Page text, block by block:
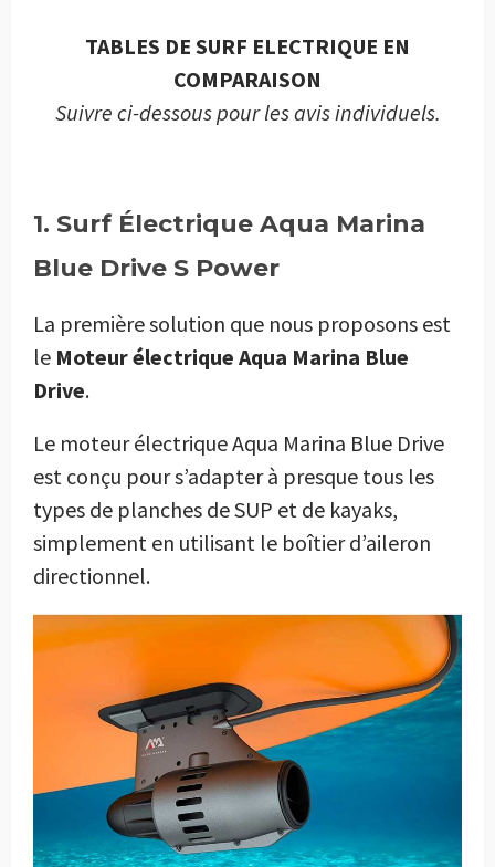
TABLES DE SURF ELECTRIQUE EN
COMPARAISON
Suivre ci-dessous pour les avis individuels.
1. Surf Électrique Aqua Marina
Blue Drive S Power
La première solution que nous proposons est
le Moteur électrique Aqua Marina Blue
Drive.
Le moteur électrique Aqua Marina Blue Drive
est conçu pour s’adapter à presque tous les
types de planches de SUP et de kayaks,
simplement en utilisant le boîtier d’aileron
directionnel.